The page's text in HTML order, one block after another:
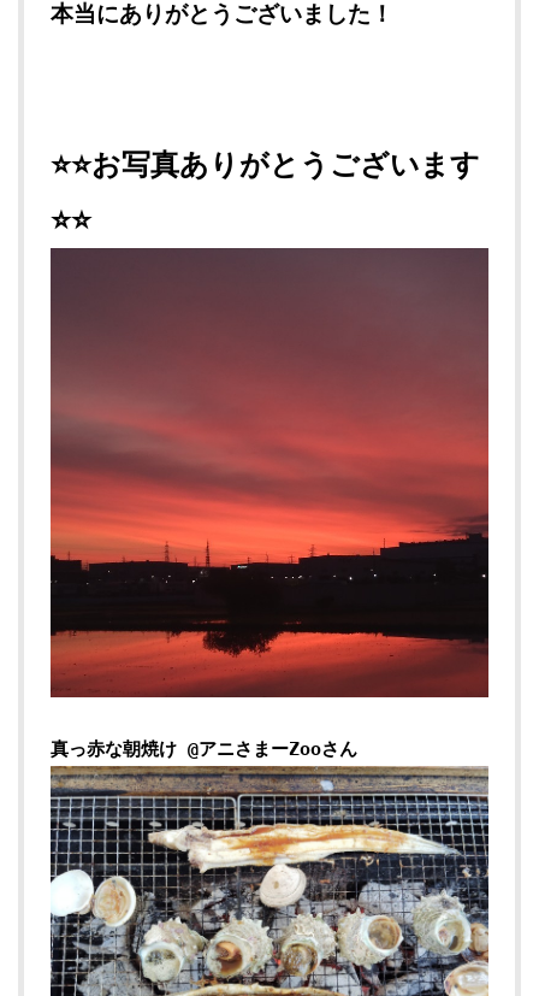
本当にありがとうございました！
⭐⭐お写真ありがとうございます
⭐⭐
真っ赤な朝焼け @アニさまーZooさん